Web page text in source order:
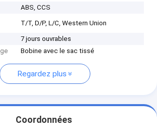
ABS, CCS
T/T, D/P, L/C, Western Union
7 jours ouvrables
Bobine avec le sac tissé
Regardez plus
Coordonnées